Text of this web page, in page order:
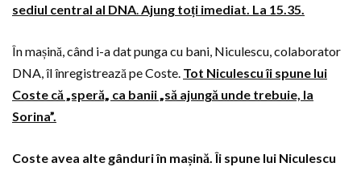
sediul central al DNA.Ajung toți imediat. La 15.35.
În mașină, când i-a dat punga cu bani, Niculescu, colaborator
DNA, îl înregistrează pe Coste. Tot Niculescu îi spune lui
Coste că „speră„ ca banii „să ajungă unde trebuie, la
Sorina”.
Coste avea alte gânduri în mașină. Îi spune lui Niculescu